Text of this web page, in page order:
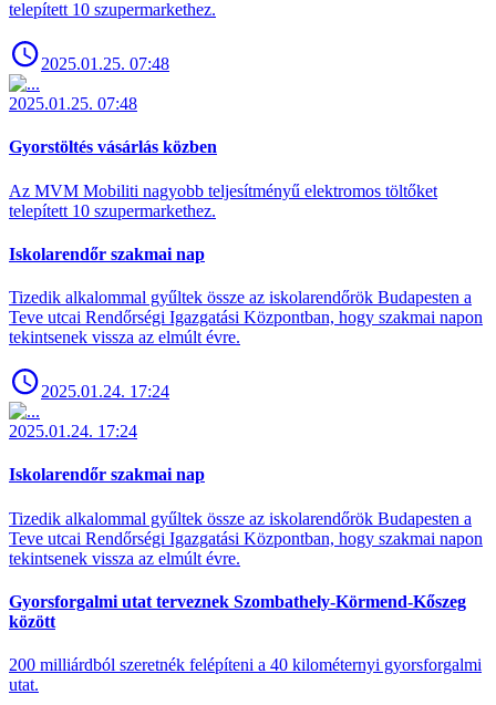
telepített 10 szupermarkethez.
2025.01.25. 07:48
2025.01.25. 07:48
Gyorstöltés vásárlás közben
Az MVM Mobiliti nagyobb teljesítményű elektromos töltőket
telepített 10 szupermarkethez.
Iskolarendőr szakmai nap
Tizedik alkalommal gyűltek össze az iskolarendőrök Budapesten a
Teve utcai Rendőrségi Igazgatási Központban, hogy szakmai napon
tekintsenek vissza az elmúlt évre.
2025.01.24. 17:24
2025.01.24. 17:24
Iskolarendőr szakmai nap
Tizedik alkalommal gyűltek össze az iskolarendőrök Budapesten a
Teve utcai Rendőrségi Igazgatási Központban, hogy szakmai napon
tekintsenek vissza az elmúlt évre.
Gyorsforgalmi utat terveznek Szombathely-Körmend-Kőszeg
között
200 milliárdból szeretnék felépíteni a 40 kilométernyi gyorsforgalmi
utat.